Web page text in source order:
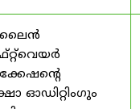
ഓഡിറ്റിംഗും